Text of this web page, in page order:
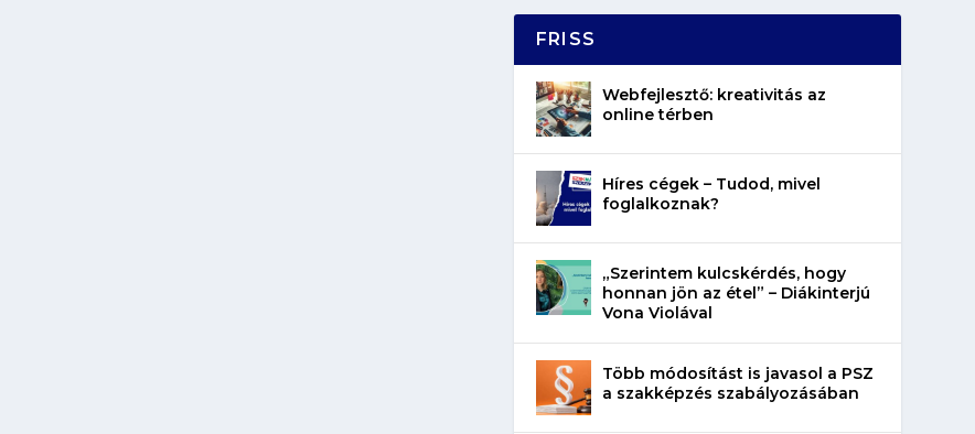
FRISS
Webfejlesztő: kreativitás az
online térben
Híres cégek – Tudod, mivel
foglalkoznak?
„Szerintem kulcskérdés, hogy
honnan jön az étel” – Diákinterjú
Vona Violával
Több módosítást is javasol a PSZ
a szakképzés szabályozásában